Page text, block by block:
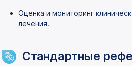
Оценка и мониторинг
лечения.
Стандартные